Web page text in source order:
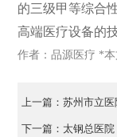
的三级甲等综合
高端医疗设备的
作者：品源医疗 *本
上一篇：苏州市立医
下一篇：太钢总医院